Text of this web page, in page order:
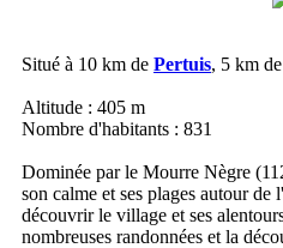
Situé à 10 km de Pertuis, 5 km de
Altitude : 405 m
Nombre d'habitants : 831
Dominée par le Mourre Nègre
son calme et ses plages autour
découvrir le village et ses
nombreuses randonnées et la